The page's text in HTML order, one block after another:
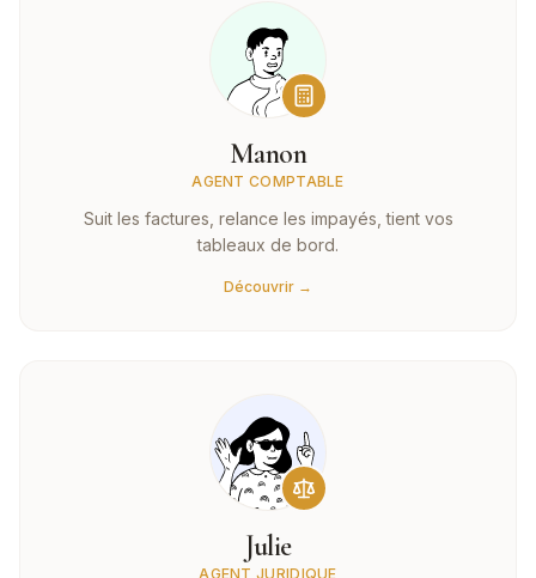
Manon
AGENT COMPTABLE
Suit les factures, relance les impayés, tient vos
tableaux de bord.
Découvrir →
Julie
AGENT JURIDIQUE